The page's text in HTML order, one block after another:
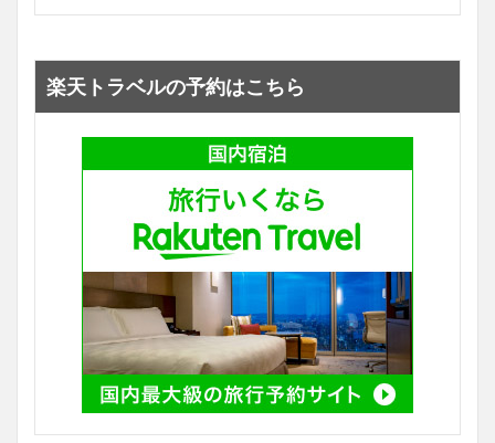
楽天トラベルの予約はこちら